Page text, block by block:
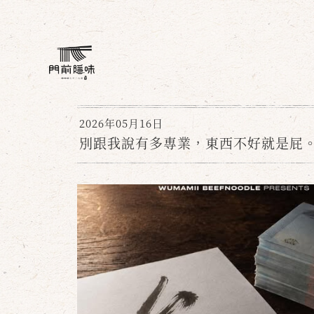
2026年05月16日
別跟我說有多專業，東西不好就是屁